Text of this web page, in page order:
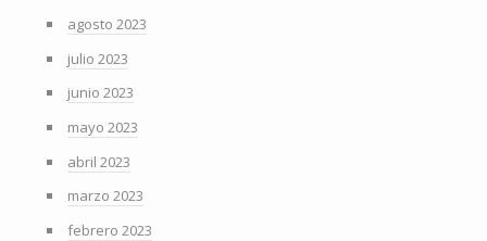
agosto 2023
julio 2023
junio 2023
mayo 2023
abril 2023
marzo 2023
febrero 2023